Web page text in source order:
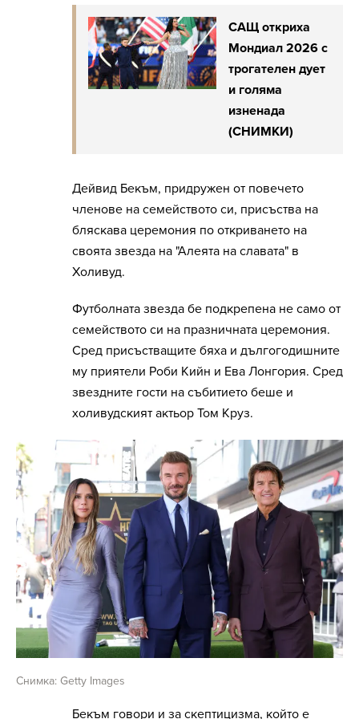
САЩ откриха
Мондиал 2026 с
трогателен дует
и голяма
изненада
(СНИМКИ)
Дейвид Бекъм, придружен от повечето
членове на семейството си, присъства на
бляскава церемония по откриването на
своята звезда на "Алеята на славата" в
Холивуд.
Футболната звезда бе подкрепена не само от
семейството си на празничната церемония.
Сред присъстващите бяха и дългогодишните
му приятели Роби Кийн и Ева Лонгория. Сред
звездните гости на събитието беше и
холивудският актьор Том Круз.
Снимка: Getty Images
Бекъм говори и за скептицизма, който е